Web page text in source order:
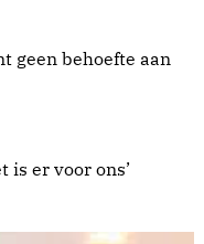
geen behoefte aan
is er voor ons’